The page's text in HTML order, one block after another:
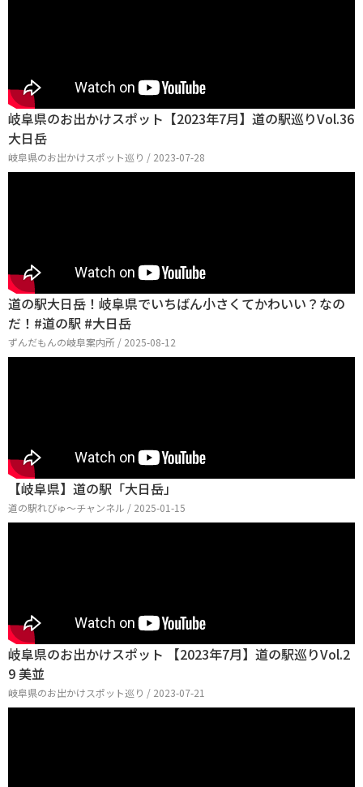
岐阜県のお出かけスポット【2023年7月】道の駅巡りVol.36
大日岳
岐阜県のお出かけスポット巡り / 2023-07-28
道の駅大日岳！岐阜県でいちばん小さくてかわいい？なの
だ！#道の駅 #大日岳
ずんだもんの岐阜案内所 / 2025-08-12
【岐阜県】道の駅「大日岳」
道の駅れびゅ〜チャンネル / 2025-01-15
岐阜県のお出かけスポット 【2023年7月】道の駅巡りVol.2
9 美並
岐阜県のお出かけスポット巡り / 2023-07-21